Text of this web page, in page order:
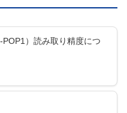
）読み取り精度につ